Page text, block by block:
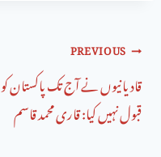
PREVIOUS
قادیانیوں نے آج تک پاکستان کو
قبول نہیں کیا: قاری محمد قاسم